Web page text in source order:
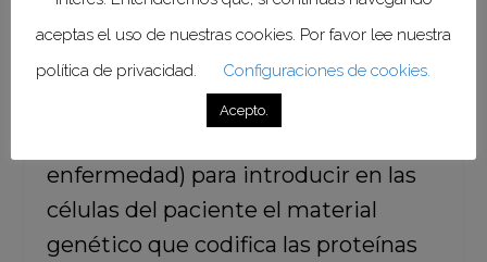
infectar las células; la vacuna china
utiliza un virus del catarro común
atenuado (capaz de invadir las
enfermedad) para introducir en las
células del paciente el material
genético que codifica las proteínas
aceptas el uso de nuestras cookies. Por favor lee nuestra
política de privacidad.
Configuraciones de cookies.
Acepto.